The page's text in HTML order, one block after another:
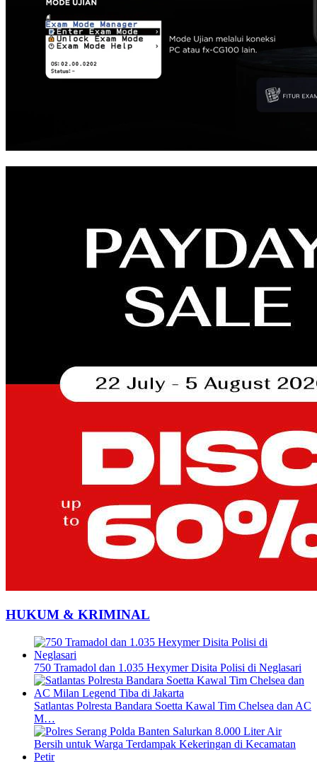
HUKUM & KRIMINAL
750 Tramadol dan 1.035 Hexymer Disita Polisi di Neglasari
Satlantas Polresta Bandara Soetta Kawal Tim Chelsea dan AC
M…